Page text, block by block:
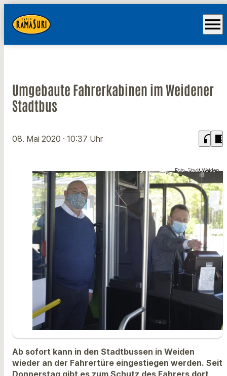
menu
Umgebaute Fahrerkabinen im Weidener
Stadtbus
08. Mai 2020 · 10:37 Uhr headphones chrome_reader_mode
Foto: Stadt Weiden
Ab sofort kann in den Stadtbussen in Weiden
wieder an der Fahrertüre eingestiegen werden. Seit
Donnerstag gibt es zum Schutz des Fahrers dort